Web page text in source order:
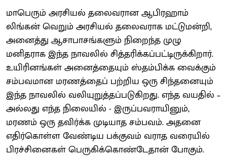
மாபெரும் அரசியல் தலைவரான ஆபிரஹாம்
லிங்கன்வெறும் அரசியல் தலைவராக மட்டுமன்றி,
அனைத்து ஆசாபாசங்களும் நிறைந்த முழு
மனிதராக இந்த நாவலில் சித்தரிக்கப்பட்டிருக்கிறார்.
உயிரினங்கள் அனைத்தையும் ஸ்தம்பிக்க வைக்கும்
சம்பவமான மரணத்தைப் பற்றிய ஒரு சிந்தனையும்
இந்த நாவலில் வலியுறுத்தப்படுகிறது. எந்த வயதில் –
அல்லது எந்த நிலையில் - இருப்பவராயினும்,
மரணம் ஒரு தவிர்க்க முடியாத சம்பவம். அதனை
எதிர்கொள்ள வேண்டிய பக்குவம் வராத வரையில்
பிரச்சினைகள் பெருகிக்கொண்டேதான் போகும்.